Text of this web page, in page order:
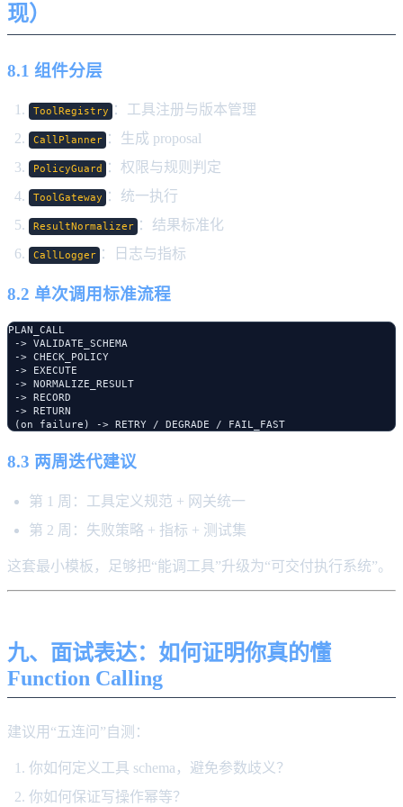
现）
8.1 组件分层
ToolRegistry ：工具注册与版本管理
CallPlanner ：生成 proposal
PolicyGuard ：权限与规则判定
ToolGateway ：统一执行
ResultNormalizer ：结果标准化
CallLogger ：日志与指标
8.2 单次调用标准流程
PLAN_CALL
-> VALIDATE_SCHEMA
-> CHECK_POLICY
-> EXECUTE
-> NORMALIZE_RESULT
-> RECORD
-> RETURN
8.3 两周迭代建议
第 1 周：工具定义规范 + 网关统一
第 2 周：失败策略 + 指标 + 测试集
这套最小模板，足够把“能调工具”升级为“可交付执行系统”。
九、面试表达：如何证明你真的懂
Function Calling
建议用“五连问”自测：
你如何定义工具 schema，避免参数歧义？
你如何保证写操作幂等？